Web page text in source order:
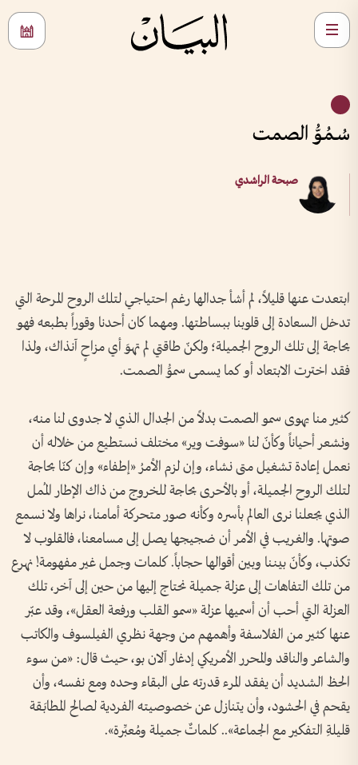
سُـمُـوُّ الصمت
صبحة الراشدي
ابتعدت عنها قليلاً، لم أشأ جدالها رغم احتياجي لتلك الروح المرحة التي
تدخل السعادة إلى قلوبنا ببساطتها. ومهما كان أحدنا وقوراً بطبعه فهو
بحاجة إلى تلك الروح الجميلة؛ ولكنّ طاقتي لم تهوَ أي مزاحٍ آنذاك، ولذا
فقد اخترت الابتعاد أو كما يسمى سموُّ الصمت.
كثير منا يهوى سمو الصمت بدلاً من الجدال الذي لا جدوى لنا منه،
ونشعر أحياناً وكأنّ لنا «سوفت وير» مختلف نستطيع من خلاله أن
نعمل إعادة تشغيل متى نشاء، وإن لزم الأمرُ «إطفاء» وإن كنّا بحاجة
لتلك الروح الجميلة، أو بالأحرى بحاجة للخروج من ذاك الإطار المُمل
الذي يجعلنا نرى العالم بأسره وكأنه صور متحركة أمامنا، نراها ولا نسمع
صوتها. والغريب في الأمر أن ضجيجها يصل إلى مسامعنا، فالقلوب لا
تكذب، وكأنّ بيننا وبين أقوالها حجاباً. كلمات وجمل غير مفهومة! نهرع
من تلك التفاهات إلى عزلة جميلة نحتاج إليها من حين إلى آخر، تلك
العزلة التي أحب أن أسميها عزلة «سمو القلب ورفعة العقل»، وقد عبّر
عنها كثير من الفلاسفة وأهمهم من وجهة نظري الفيلسوف والكاتب
والشاعر والناقد والمحرر الأمريكي إدغار آلان بو، حيث قال: «من سوء
الحظ الشديد أن يفقد المرء قدرته على البقاء وحده ومع نفسه، وأن
يقحم في الحشود، وأن يتنازل عن خصوصيته الفردية لصالح المطابَـقة
قليلةِ التفكير مع الجماعة».. كلماتٌ جميلة ومُعبِّرة».